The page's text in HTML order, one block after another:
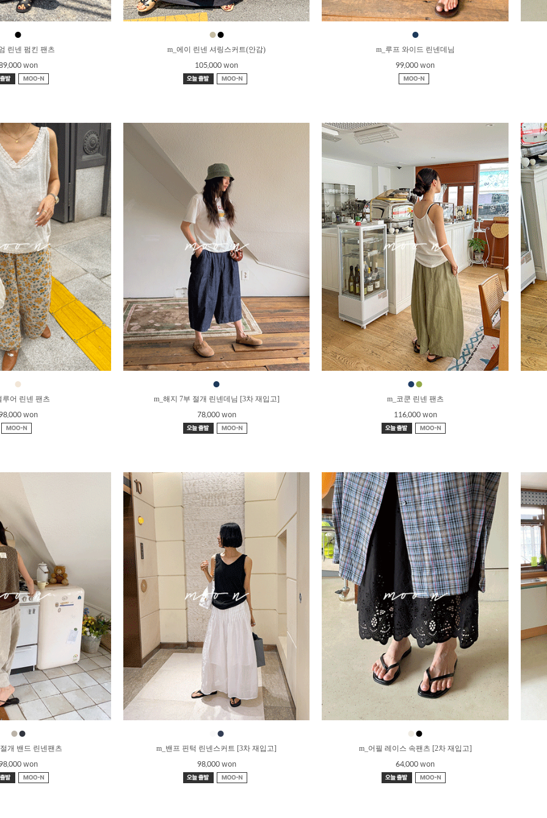
●
린넨 펌킨 팬츠
won
●●
m_에이 린넨 셔링스커트(안감)
105,000 won
●
m_루프 와이드 린넨데님
99,000 won
●
루어 린넨 팬츠
won
●
m_해지 7부 절개 린넨데님 [3차 재입고]
78,000 won
●●
m_코쿤 린넨 팬츠
116,000 won
●●
개 밴드 린넨팬츠
won
●
m_밴프 핀턱 린넨스커트 [3차 재입고]
98,000 won
●●
m_어필 레이스 속팬츠 [2차 재입고]
64,000 won